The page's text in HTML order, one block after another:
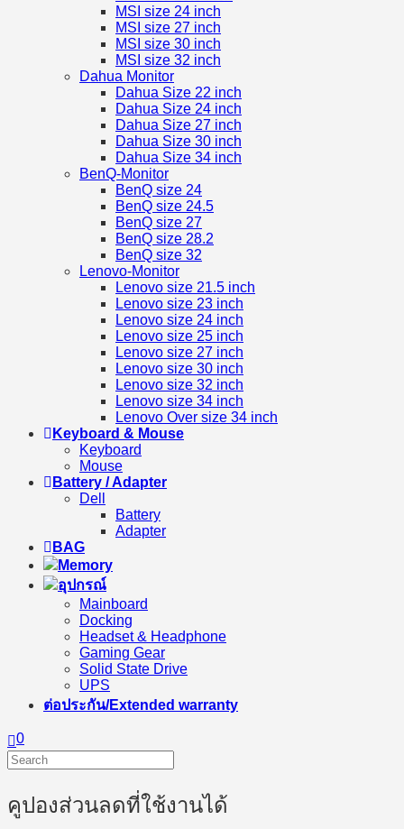
MSI size 24 inch
MSI size 27 inch
MSI size 30 inch
MSI size 32 inch
Dahua Monitor
Dahua Size 22 inch
Dahua Size 24 inch
Dahua Size 27 inch
Dahua Size 30 inch
Dahua Size 34 inch
BenQ-Monitor
BenQ size 24
BenQ size 24.5
BenQ size 27
BenQ size 28.2
BenQ size 32
Lenovo-Monitor
Lenovo size 21.5 inch
Lenovo size 23 inch
Lenovo size 24 inch
Lenovo size 25 inch
Lenovo size 27 inch
Lenovo size 30 inch
Lenovo size 32 inch
Lenovo size 34 inch
Lenovo Over size 34 inch
Keyboard & Mouse
Keyboard
Mouse
Battery / Adapter
Dell
Battery
Adapter
BAG
Memory
อุปกรณ์
Mainboard
Docking
Headset & Headphone
Gaming Gear
Solid State Drive
UPS
ต่อประกัน/Extended warranty
0
คูปองส่วนลดที่ใช้งานได้